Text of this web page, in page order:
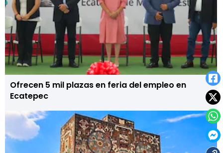
Ofrecen 5 mil plazas en feria del empleo en
Ecatepec